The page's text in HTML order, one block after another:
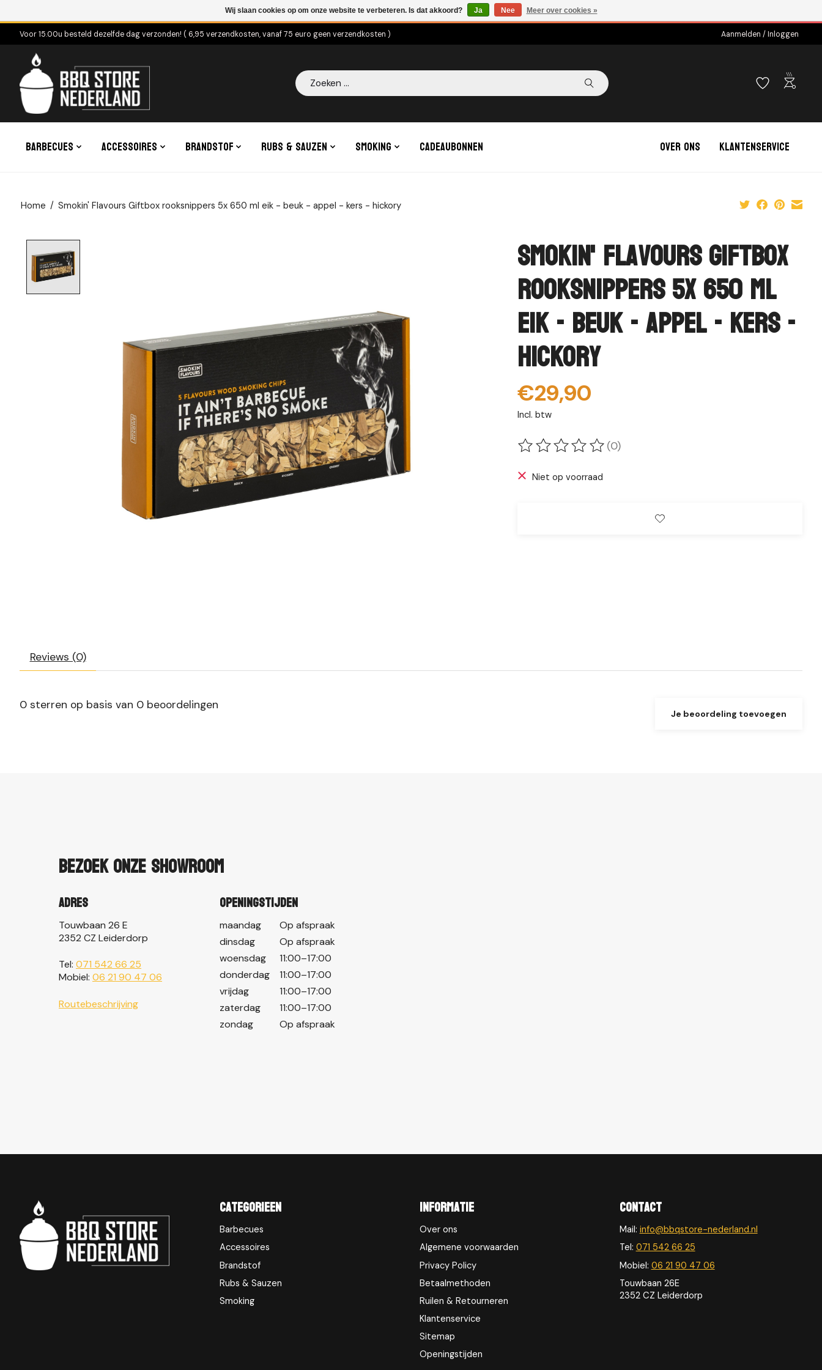
Voor 15.00u besteld dezelfde dag verzonden! ( 6,95 verzendkosten, vanaf 75 euro geen verzendkosten ) Aanmelden / Inloggen
Zoeken outdoor_grill
Barbecues Accessoires Brandstof Rubs & Sauzen Smoking Cadeaubonnen Over ons Klantenservice
Home / Smokin' Flavours Giftbox rooksnippers 5x 650 ml eik - beuk - appel - kers - hickory
Smokin' Flavours Giftbox
rooksnippers 5x 650 ml
eik - beuk - appel - kers -
hickory
€29,90
Incl. btw
De beoordeling van dit product is
(0)
Niet op voorraad
Reviews (0)
0 sterren op basis van 0 beoordelingen
Je beoordeling toevoegen
Bezoek onze showroom
Adres
Touwbaan 26 E
2352 CZ Leiderdorp
Tel: 071 542 66 25
Mobiel: 06 21 90 47 06
Routebeschrijving
Openingstijden
maandag
Op afspraak
dinsdag
Op afspraak
woensdag
11:00–17:00
donderdag
11:00–17:00
vrijdag
11:00–17:00
zaterdag
11:00–17:00
zondag
Op afspraak
Categorieen
Barbecues
Accessoires
Brandstof
Rubs & Sauzen
Smoking
Informatie
Over ons
Algemene voorwaarden
Privacy Policy
Betaalmethoden
Ruilen & Retourneren
Klantenservice
Sitemap
Openingstijden
Contact
Mail: info@bbqstore-nederland.nl
Tel: 071 542 66 25
Mobiel: 06 21 90 47 06
Touwbaan 26E
2352 CZ Leiderdorp
Wij slaan cookies op om onze website te verbeteren. Is dat akkoord? Ja Nee Meer over cookies »